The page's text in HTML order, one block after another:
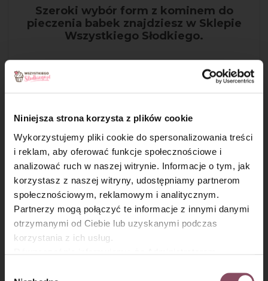
Niniejsza strona korzysta z plików cookie
Wykorzystujemy pliki cookie do spersonalizowania treści
i reklam, aby oferować funkcje społecznościowe i
analizować ruch w naszej witrynie. Informacje o tym, jak
korzystasz z naszej witryny, udostępniamy partnerom
społecznościowym, reklamowym i analitycznym.
Partnerzy mogą połączyć te informacje z innymi danymi
otrzymanymi od Ciebie lub uzyskanymi podczas
korzystania z ich usług.
Szeroki wybór form z kominem do
pieczenia babek znajdziesz w Sklepie
Wszystkiego Słodkiego.
Krok 6
Upieczoną babkę wystaw z piekarnika, odstaw na 10 minut,
po czym ostrożnie wyciągnij z formy i odstaw do
wystudzenia.
×